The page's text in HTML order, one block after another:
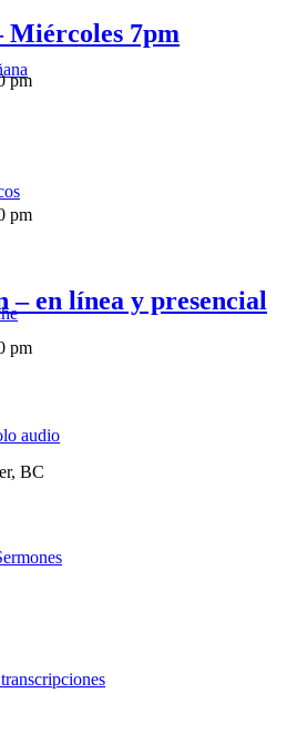
audio
Miércoles 7pm
pm
pm
– en línea y presencial
pm
BC